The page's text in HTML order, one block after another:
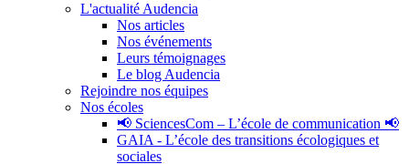
L'actualité Audencia
Nos articles
Nos événements
Leurs témoignages
Le blog Audencia
Rejoindre nos équipes
Nos écoles
📢 SciencesCom – L’école de communication 📢
GAIA - L’école des transitions écologiques et
sociales